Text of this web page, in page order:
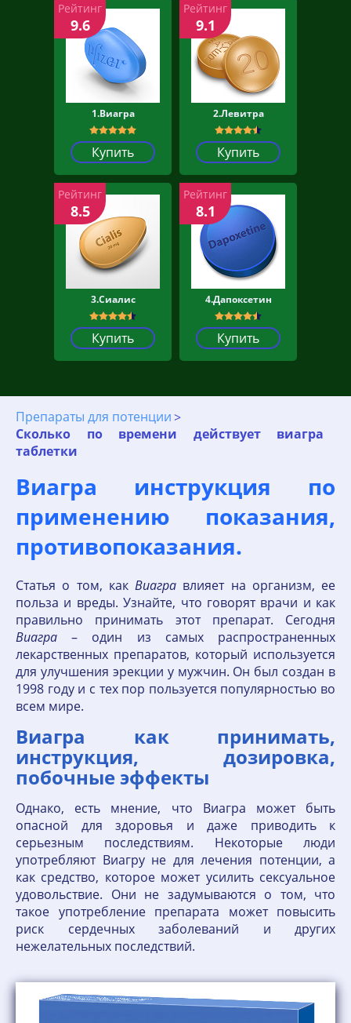
1.Виагра
Купить
Рейтинг
9.6
2.Левитра
Купить
Рейтинг
9.1
3.Сиалис
Купить
Рейтинг
8.5
4.Дапоксетин
Купить
Рейтинг
8.1
Препараты для потенции
Сколько по времени действует виагра
таблетки
Виагра инструкция по
применению показания,
противопоказания.
Статья о том, как Виагра влияет на организм, ее
польза и вреды. Узнайте, что говорят врачи и как
правильно принимать этот препарат. Сегодня
Виагра – один из самых распространенных
лекарственных препаратов, который используется
для улучшения эрекции у мужчин. Он был создан в
1998 году и с тех пор пользуется популярностью во
всем мире.
Виагра как принимать,
инструкция, дозировка,
побочные эффекты
Однако, есть мнение, что Виагра может быть
опасной для здоровья и даже приводить к
серьезным последствиям. Некоторые люди
употребляют Виагру не для лечения потенции, а
как средство, которое может усилить сексуальное
удовольствие. Они не задумываются о том, что
такое употребление препарата может повысить
риск сердечных заболеваний и других
нежелательных последствий.